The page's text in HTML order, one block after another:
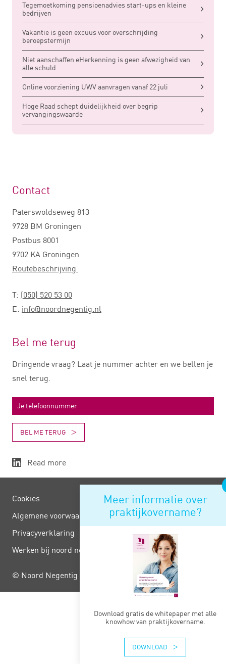
Tegemoetkoming pensioenadvies start-ups en kleine
bedrijven
Vakantie is geen excuus voor overschrijding
beroepstermijn
Niet aanschaffen eHerkenning is geen afwezigheid van
alle schuld
Online voorziening UWV aanvragen vanaf 22 juli
Hoge Raad schept duidelijkheid over begrip
vervangingswaarde
Meer informatie over
praktijkovername?
Download gratis de whitepaper met alle
knowhow van praktijkovername.
DOWNLOAD
Contact
Paterswoldseweg 813
9728 BM Groningen
Postbus 8001
9702 KA Groningen
Routebeschrijving
T: (050) 520 53 00
E: info@noordnegentig.nl
Bel me terug
Dringende vraag? Laat je nummer achter en we bellen je
snel terug.
BEL ME TERUG
Read more
Cookies
Algemene voorwaarden
Privacy­verklaring
Werken bij noord negentig
© Noord Negentig